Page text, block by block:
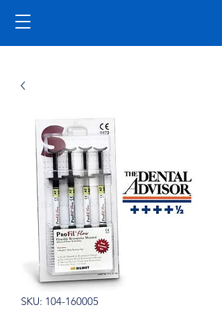
SKU: 104-160005